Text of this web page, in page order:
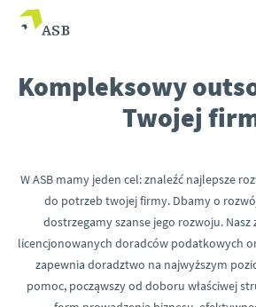
Kompleksowy
Twojej
W ASB mamy jeden cel: znaleźć najlepsze
do potrzeb twojej firmy. Dbamy o
dostrzegamy szanse jego rozwoju. Nasz
licencjonowanych doradców podatkowych
zapewnia doradztwo na najwyższym
pomoc, począwszy od doboru właściwej